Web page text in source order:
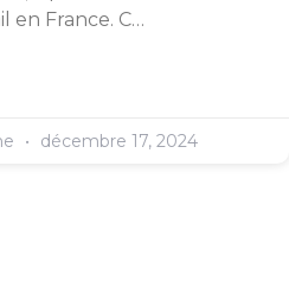
en France. C…
décembre 17, 2024